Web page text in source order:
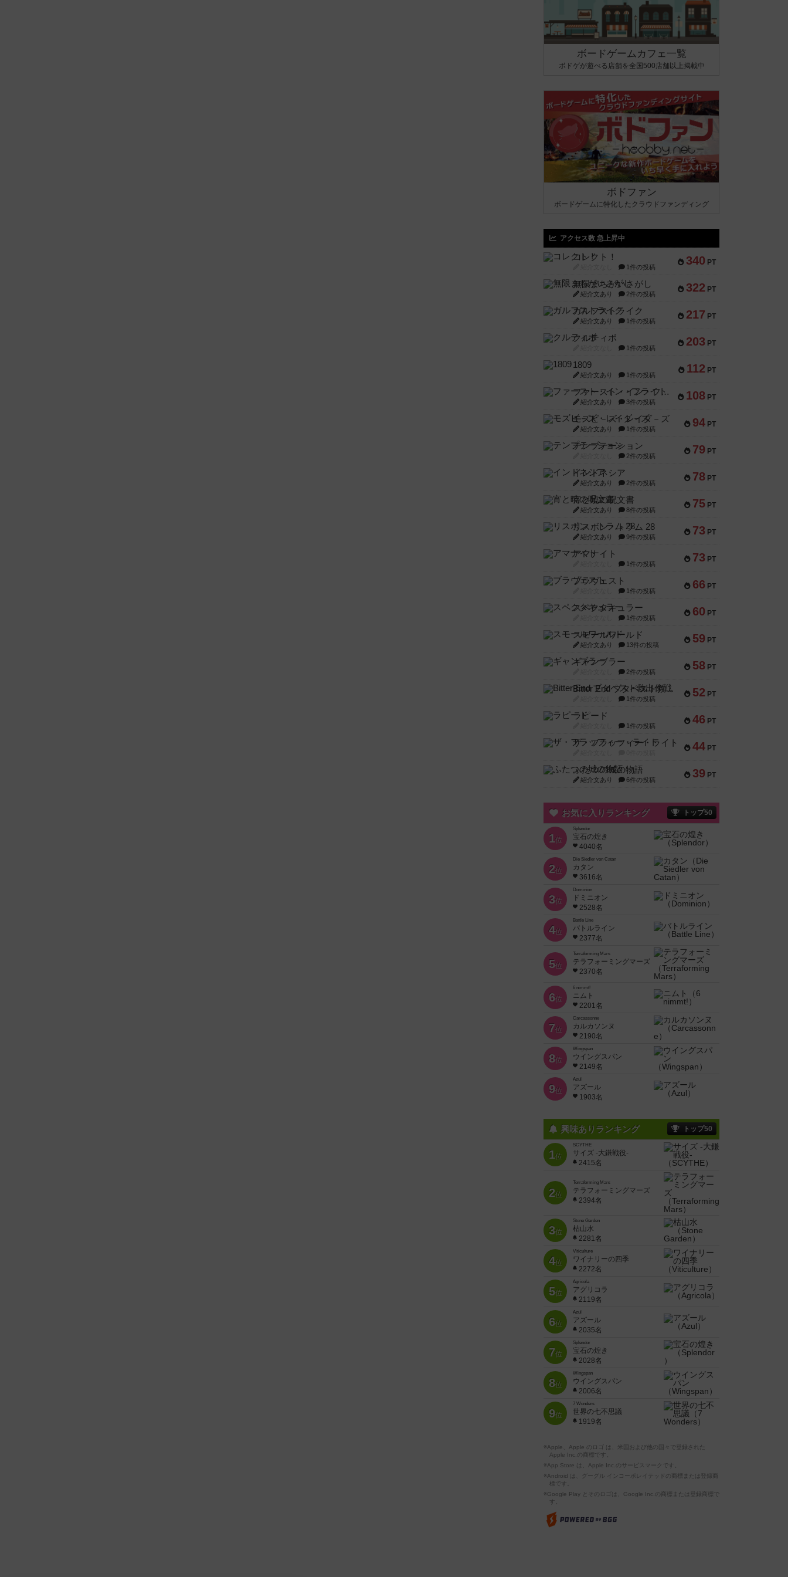
ボードゲームカフェ一覧
ボドゲが遊べる店舗を全国500店舗以上掲載中
ボドファン
ボードゲームに特化したクラウドファンディング
アクセス数 急上昇中
340 PT
コレクト！
1件の投稿
322 PT
無限まちがいさがし
紹介文あり 2件の投稿
217 PT
ガルフストライク
紹介文あり 1件の投稿
203 PT
クルティボ
1件の投稿
112 PT
1809
紹介文あり 1件の投稿
108 PT
ファースト・イン・フライト
紹介文あり 3件の投稿
94 PT
モズビ－ズ・レイダ－ズ
紹介文あり 1件の投稿
79 PT
テンプテーション
2件の投稿
78 PT
インドネシア
紹介文あり 2件の投稿
75 PT
宵と暁の呪文書
紹介文あり 8件の投稿
73 PT
リスボン・トラム 28
紹介文あり 9件の投稿
73 PT
アマナイト
1件の投稿
66 PT
ブラヴェスト
1件の投稿
60 PT
スペクタキュラー
1件の投稿
59 PT
スモールワールド
紹介文あり 13件の投稿
58 PT
ギャンブラー
2件の投稿
52 PT
Bitter End ブタペスト救出作戦
1件の投稿
46 PT
ラピード
1件の投稿
44 PT
ザ・フラッフィー・ライト
39 PT
ふたつの城の物語
紹介文あり 6件の投稿
お気に入りランキング トップ50
1位
Splendor
宝石の煌き
4040名
2位
Die Siedler von Catan
カタン
3616名
3位
Dominion
ドミニオン
2528名
4位
Battle Line
バトルライン
2377名
5位
Terraforming Mars
テラフォーミングマーズ
2370名
6位
6 nimmt!
ニムト
2201名
7位
Carcassonne
カルカソンヌ
2190名
8位
Wingspan
ウイングスパン
2149名
9位
Azul
アズール
1903名
興味ありランキング トップ50
1位
SCYTHE
サイズ -大鎌戦役-
2415名
2位
Terraforming Mars
テラフォーミングマーズ
2394名
3位
Stone Garden
枯山水
2281名
4位
Viticulture
ワイナリーの四季
2272名
5位
Agricola
アグリコラ
2119名
6位
Azul
アズール
2035名
7位
Splendor
宝石の煌き
2028名
8位
Wingspan
ウイングスパン
2006名
9位
7 Wonders
世界の七不思議
1919名
※Apple、Apple のロゴ は、米国および他の国々で登録された
Apple Inc.の商標です。
※App Store は、Apple Inc.のサービスマークです。
※Android は、グーグル インコーポレイテッドの商標または登録商
標です。
※Google Play とそのロゴは、Google Inc.の商標または登録商標で
す。